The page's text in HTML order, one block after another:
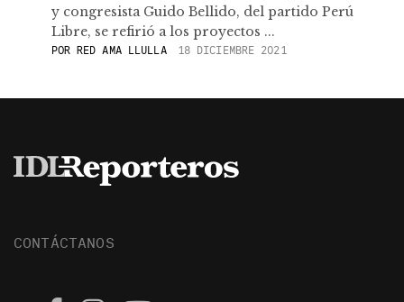
y congresista Guido Bellido, del partido Perú
Libre, se refirió a los proyectos ...
PORRED AMA LLULLA 18 DICIEMBRE 2021
CONTÁCTANOS